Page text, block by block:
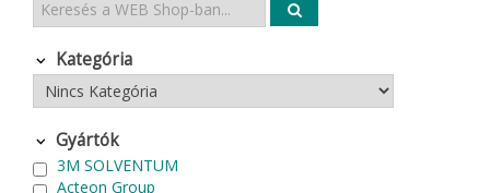
Kategória
Gyártók
3M SOLVENTUM
Acteon Group